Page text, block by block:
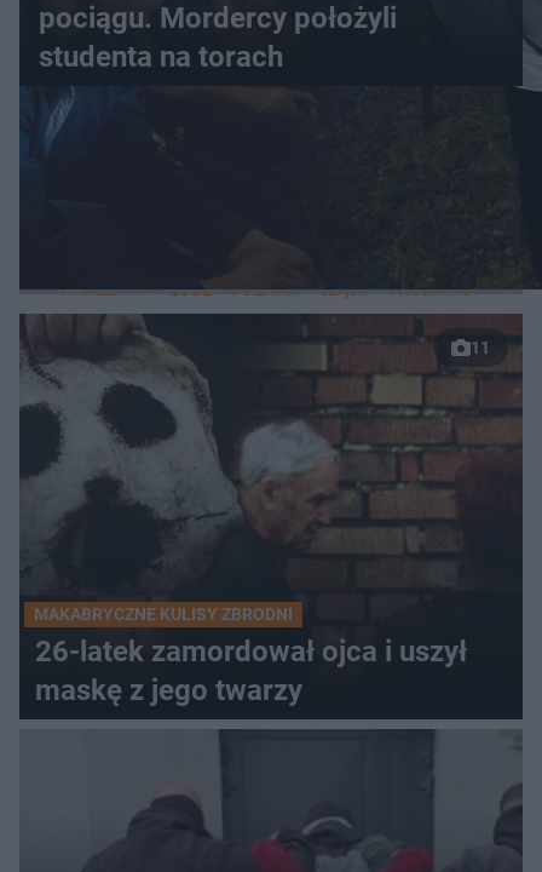
pociągu. Mordercy położyli
studenta na torach
WARSZAWA ŁÓDŹ POZNAŃ ŚLĄSK TRÓJMIASTO
11
MAKABRYCZNE KULISY ZBRODNI
26-latek zamordował ojca i uszył
maskę z jego twarzy